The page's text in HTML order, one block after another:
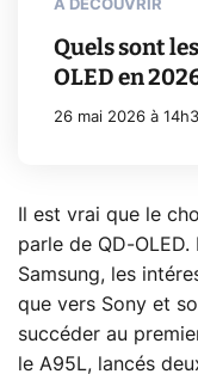
À DÉCOUVRIR
Quels sont
OLED en
26 mai 2026 à
Il est vrai que le
parle de QD-
Samsung, les
que vers Sony et
succéder au
le A95L, lancés